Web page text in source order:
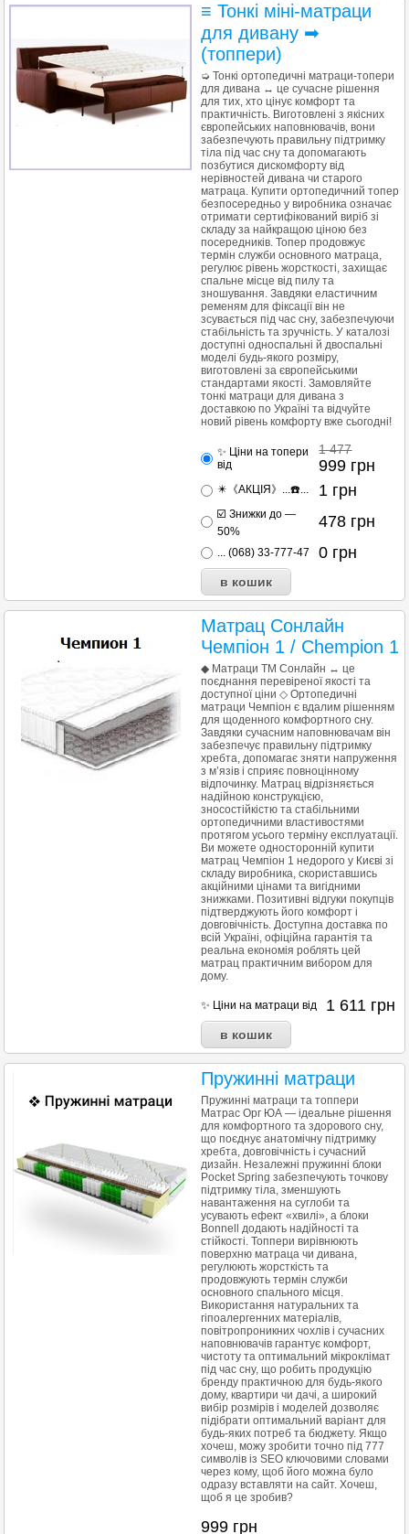
≡ Тонкі міні-матраци
для дивану ➡
(топпери)
➭ Тонкі ортопедичні матраци-топери
для дивана ↔ це сучасне рішення
для тих, хто цінує комфорт та
практичність. Виготовлені з якісних
європейських наповнювачів, вони
забезпечують правильну підтримку
тіла під час сну та допомагають
позбутися дискомфорту від
нерівностей дивана чи старого
матраца. Купити ортопедичний топер
безпосередньо у виробника означає
отримати сертифікований виріб зі
складу за найкращою ціною без
посередників. Топер продовжує
термін служби основного матраца,
регулює рівень жорсткості, захищає
спальне місце від пилу та
зношування. Завдяки еластичним
ременям для фіксації він не
зсувається під час сну, забезпечуючи
стабільність та зручність. У каталозі
доступні односпальні й двоспальні
моделі будь-якого розміру,
виготовлені за європейськими
стандартами якості. Замовляйте
тонкі матраци для дивана з
доставкою по Україні та відчуйте
новий рівень комфорту вже сьогодні!
✨ Ціни на топери
від
1 477
999 грн
✴️《АКЦІЯ》...☎️... 1 грн
☑️ Знижки до —
50%
478 грн
... (068) 33-777-47 0 грн
Матрац Сонлайн
Чемпіон 1 / Chempion 1
◆ Матраци ТМ Сонлайн ↔ це
поєднання перевіреної якості та
доступної ціни ◇ Ортопедичні
матраци Чемпіон є вдалим рішенням
для щоденного комфортного сну.
Завдяки сучасним наповнювачам він
забезпечує правильну підтримку
хребта, допомагає зняти напруження
з м’язів і сприяє повноцінному
відпочинку. Матрац відрізняється
надійною конструкцією,
зносостійкістю та стабільними
ортопедичними властивостями
протягом усього терміну експлуатації.
Ви можете односторонній купити
матрац Чемпіон 1 недорого у Києві зі
складу виробника, скориставшись
акційними цінами та вигідними
знижками. Позитивні відгуки покупців
підтверджують його комфорт і
довговічність. Доступна доставка по
всій Україні, офіційна гарантія та
реальна економія роблять цей
матрац практичним вибором для
дому.
✨ Ціни на матраци від 1 611 грн
Пружинні матраци
Пружинні матраци та топпери
Матрас Орг ЮА — ідеальне рішення
для комфортного та здорового сну,
що поєднує анатомічну підтримку
хребта, довговічність і сучасний
дизайн. Незалежні пружинні блоки
Pocket Spring забезпечують точкову
підтримку тіла, зменшують
навантаження на суглоби та
усувають ефект «хвилі», а блоки
Bonnell додають надійності та
стійкості. Топпери вирівнюють
поверхню матраца чи дивана,
регулюють жорсткість та
продовжують термін служби
основного спального місця.
Використання натуральних та
гіпоалергенних матеріалів,
повітропроникних чохлів і сучасних
наповнювачів гарантує комфорт,
чистоту та оптимальний мікроклімат
під час сну, що робить продукцію
бренду практичною для будь-якого
дому, квартири чи дачі, а широкий
вибір розмірів і моделей дозволяє
підібрати оптимальний варіант для
будь-яких потреб та бюджету. Якщо
хочеш, можу зробити точно під 777
символів із SEO ключовими словами
через кому, щоб його можна було
одразу вставляти на сайт. Хочеш,
щоб я це зробив?
999 грн